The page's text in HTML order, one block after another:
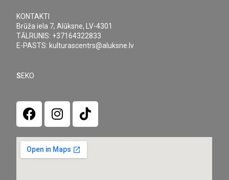
KONTAKTI
Brūža iela 7, Alūksne, LV-4301
TĀLRUNIS: +37164322833
E-PASTS: kulturascentrs@aluksne.lv
SEKO